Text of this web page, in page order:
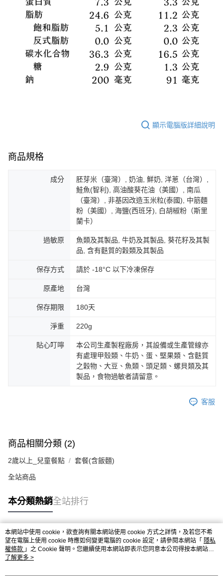
顯示電腦版詳細說明
商品規格
成分
胚芽米（臺灣）, 奶油, 鮮奶, 洋蔥（台灣）,
鮭魚(智利), 高油酸葵花油（美國）, 南瓜
（臺灣）, 非基因改造玉米粒(泰國), 中筋麵
粉（美國）, 海鹽(西班牙), 白胡椒粉（斯里
蘭卡）
過敏原
魚類及其製品, 牛奶及其製品, 葵花籽及其製
品, 含有麩質的穀類及其製品
保存方式 請於 -18°C 以下冷凍保存
原產地 台灣
保存期限 180天
淨重 220g
貼心叮嚀
本公司生產製程廠房，其設備或生產管線亦
有處理甲殼類、牛奶、蛋、堅果類、含麩質
之穀物、大豆、魚類、頭足類、螺貝類及其
製品，食物過敏者請留意。
客服
商品相關分類 (2)
2歲以上_兒童餐點 套餐(含飯麵)
全站商品
本分類熱銷全站排行
熱門標籤
本網站中使用 cookie，欲查詢有關本網站使用 cookie 方式之詳情，及若您不希
望在電腦上使用 cookie 時應如何變更電腦的 cookie 設定，請參閱本網站「 隱私
權條款 」之 Cookie 聲明。您繼續使用本網站即表示您同意本公司得按本網站使
用條款之 Cookie 聲明使用 cookie。
了解更多 >